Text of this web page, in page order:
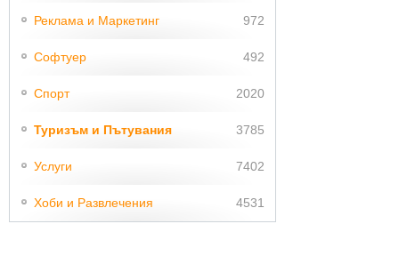
Реклама и Маркетинг 972
Софтуер 492
Спорт 2020
Туризъм и Пътувания 3785
Услуги 7402
Хоби и Развлечения 4531